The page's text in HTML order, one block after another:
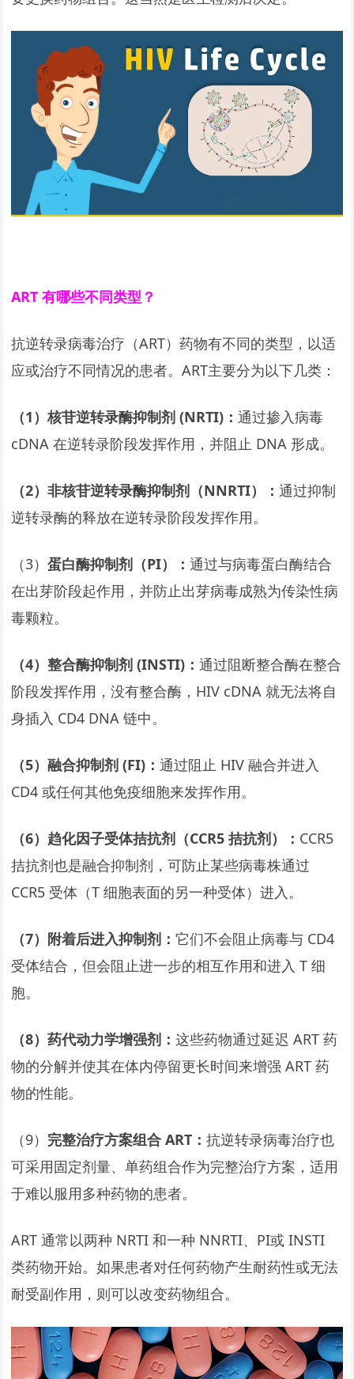
ART有哪些不同类型？
抗逆转录病毒治疗（ART）药物有不同的类型，以适
应或治疗不同情况的患者。ART主要分为以下几类：
（1）核苷逆转录酶抑制剂 (NRTI)：通过掺入病毒
cDNA 在逆转录阶段发挥作用，并阻止 DNA 形成。
（2）非核苷逆转录酶抑制剂（NNRTI）：通过抑制
逆转录酶的释放在逆转录阶段发挥作用。
（3）蛋白酶抑制剂（PI）：通过与病毒蛋白酶结合
在出芽阶段起作用，并防止出芽病毒成熟为传染性病
毒颗粒。
（4）整合酶抑制剂 (INSTI)：通过阻断整合酶在整合
阶段发挥作用，没有整合酶，HIV cDNA 就无法将自
身插入 CD4 DNA 链中。
（5）融合抑制剂 (FI)：通过阻止 HIV 融合并进入
CD4 或任何其他免疫细胞来发挥作用。
（6）趋化因子受体拮抗剂（CCR5 拮抗剂）： CCR5
拮抗剂也是融合抑制剂，可防止某些病毒株通过
CCR5 受体（T 细胞表面的另一种受体）进入。
（7）附着后进入抑制剂：它们不会阻止病毒与 CD4
受体结合，但会阻止进一步的相互作用和进入 T 细
胞。
（8）药代动力学增强剂：这些药物通过延迟 ART 药
物的分解并使其在体内停留更长时间来增强 ART 药
物的性能。
（9） 完整治疗方案组合 ART：抗逆转录病毒治疗也
可采用固定剂量、单药组合作为完整治疗方案，适用
于难以服用多种药物的患者。
ART 通常以两种 NRTI 和一种 NNRTI、PI或 INSTI
类药物开始。如果患者对任何药物产生耐药性或无法
耐受副作用，则可以改变药物组合。